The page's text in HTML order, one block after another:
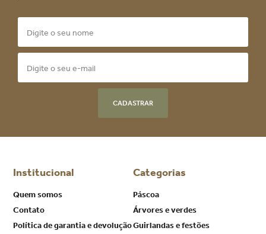
CADASTRAR
Institucional
Quem somos
Contato
Política de garantia e devolução
Categorias
Páscoa
Árvores e verdes
Guirlandas e festões